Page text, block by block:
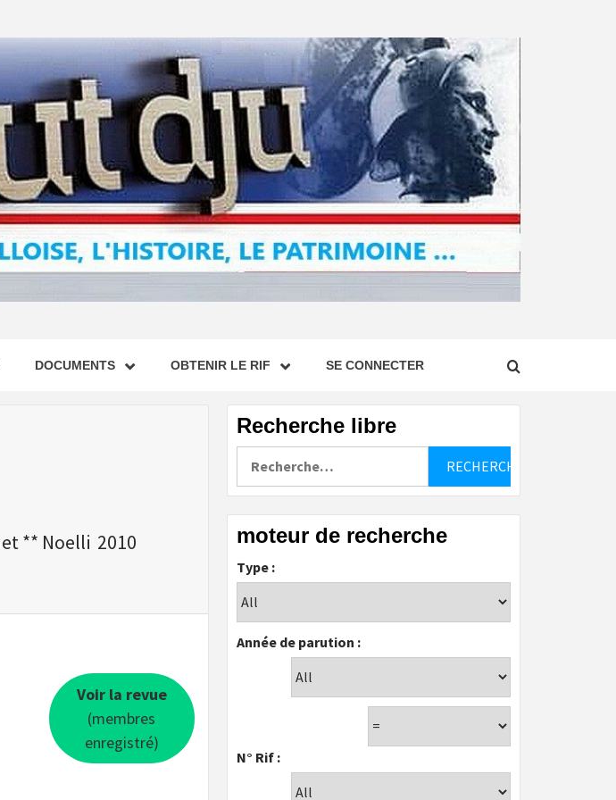
DOCUMENTS OBTENIR LE RIF SE CONNECTER
** Noelli 2010
Voir la revue
(membres
enregistré)
Recherche libre
moteur de recherche
Type :
Année de parution :
N° Rif :